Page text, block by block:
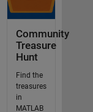
Community
Treasure
Hunt
Find the
treasures
in
MATLAB